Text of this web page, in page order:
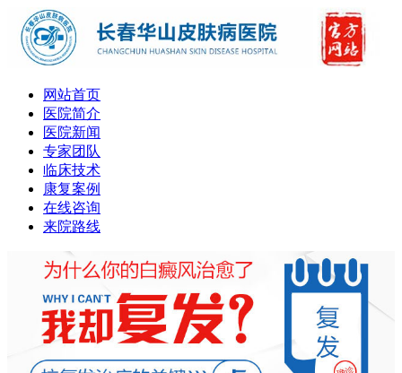
网站首页
医院简介
医院新闻
专家团队
临床技术
康复案例
在线咨询
来院路线